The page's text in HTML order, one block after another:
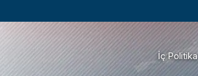
İç Politika